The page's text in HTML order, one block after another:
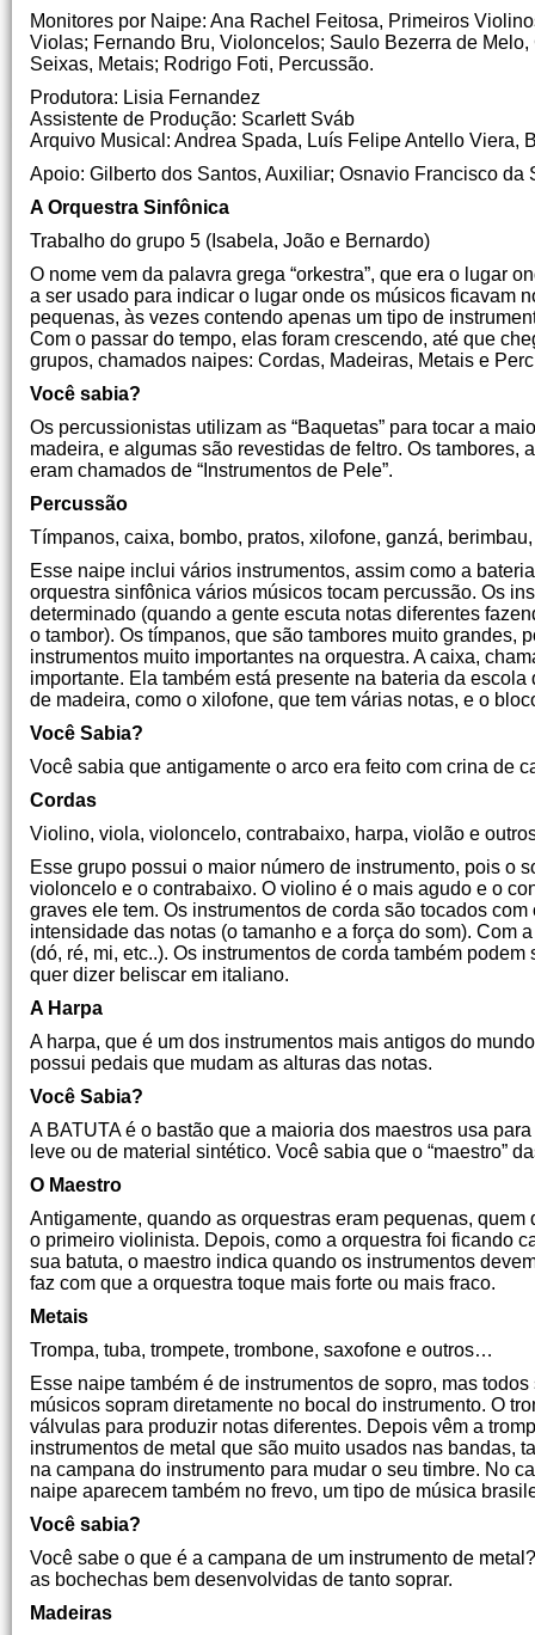
Monitores por Naipe: Ana Rachel Feitosa, Primeiros
Violas; Fernando Bru, Violoncelos; Saulo Bezerra de
Seixas, Metais; Rodrigo Foti, Percussão.
Produtora: Lisia Fernandez
Assistente de Produção: Scarlett Sváb
Arquivo Musical: Andrea Spada, Luís Felipe Antello Viera,
Apoio: Gilberto dos Santos, Auxiliar; Osnavio Francisco da
A Orquestra Sinfônica
Trabalho do grupo 5 (Isabela, João e Bernardo)
O nome vem da palavra grega “orkestra”, que era o lugar
a ser usado para indicar o lugar onde os músicos ficavam
pequenas, às vezes contendo apenas um tipo de
Com o passar do tempo, elas foram crescendo, até que
grupos, chamados naipes: Cordas, Madeiras, Metais e
Você sabia?
Os percussionistas utilizam as “Baquetas” para tocar a
madeira, e algumas são revestidas de feltro. Os
eram chamados de “Instrumentos de Pele”.
Percussão
Tímpanos, caixa, bombo, pratos, xilofone, ganzá,
Esse naipe inclui vários instrumentos, assim como a
orquestra sinfônica vários músicos tocam percussão. Os
determinado (quando a gente escuta notas diferentes
o tambor). Os tímpanos, que são tambores muito grandes,
instrumentos muito importantes na orquestra. A caixa,
importante. Ela também está presente na bateria da
de madeira, como o xilofone, que tem várias notas, e o
Você Sabia?
Você sabia que antigamente o arco era feito com crina de
Cordas
Violino, viola, violoncelo, contrabaixo, harpa, violão e
Esse grupo possui o maior número de instrumento, pois o
violoncelo e o contrabaixo. O violino é o mais agudo e o
graves ele tem. Os instrumentos de corda são tocados
intensidade das notas (o tamanho e a força do som). Com
(dó, ré, mi, etc..). Os instrumentos de corda também
quer dizer beliscar em italiano.
A Harpa
A harpa, que é um dos instrumentos mais antigos do
possui pedais que mudam as alturas das notas.
Você Sabia?
A BATUTA é o bastão que a maioria dos maestros usa
leve ou de material sintético. Você sabia que o “maestro”
O Maestro
Antigamente, quando as orquestras eram pequenas,
o primeiro violinista. Depois, como a orquestra foi ficando
sua batuta, o maestro indica quando os instrumentos
faz com que a orquestra toque mais forte ou mais fraco.
Metais
Trompa, tuba, trompete, trombone, saxofone e outros…
Esse naipe também é de instrumentos de sopro, mas
músicos sopram diretamente no bocal do instrumento. O
válvulas para produzir notas diferentes. Depois vêm a
instrumentos de metal que são muito usados nas bandas,
na campana do instrumento para mudar o seu timbre. No
naipe aparecem também no frevo, um tipo de música
Você sabia?
Você sabe o que é a campana de um instrumento de
as bochechas bem desenvolvidas de tanto soprar.
Madeiras